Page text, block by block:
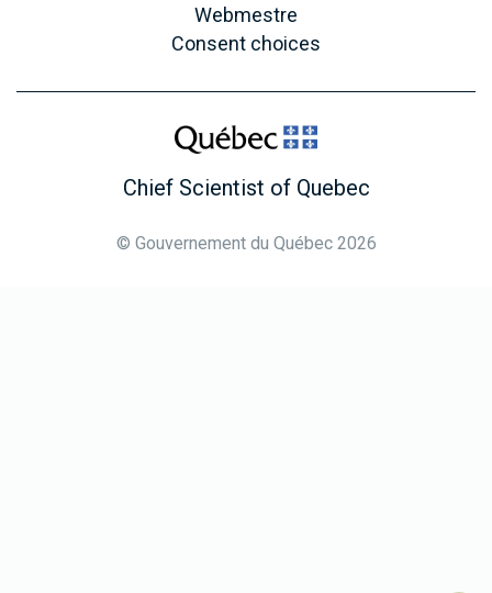
Webmestre
Consent choices
Chief Scientist of Quebec
© Gouvernement du Québec 2026